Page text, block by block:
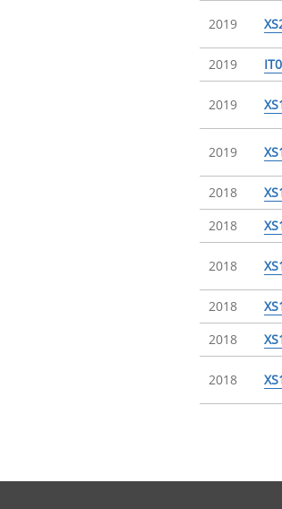
2019
2019
2019
2019
2018
2018
2018
2018
2018
2018